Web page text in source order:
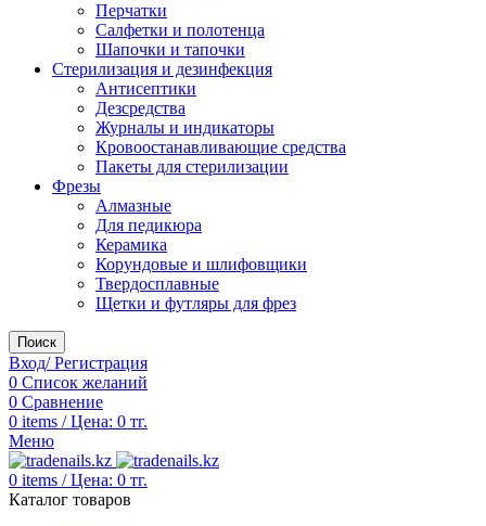
Перчатки
Салфетки и полотенца
Шапочки и тапочки
Стерилизация и дезинфекция
Антисептики
Дезсредства
Журналы и индикаторы
Кровоостанавливающие средства
Пакеты для стерилизации
Фрезы
Алмазные
Для педикюра
Керамика
Корундовые и шлифовщики
Твердосплавные
Щетки и футляры для фрез
Поиск
Вход/ Регистрация
0 Список желаний
0 Сравнение
0 items / Цена: 0 тг.
Меню
0 items / Цена: 0 тг.
Каталог товаров